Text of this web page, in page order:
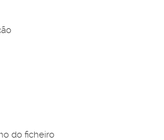
do ficheiro